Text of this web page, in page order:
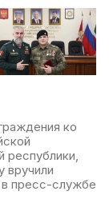
ко
республики,
вручили
пресс-службе